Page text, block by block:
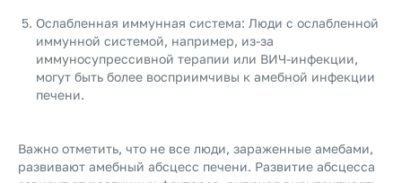
Ослабленная иммунная система: Люди с ослабленной
иммунной системой, например, из-за
иммуносупрессивной терапии или ВИЧ-инфекции,
могут быть более восприимчивы к амебной инфекции
печени.
Важно отметить, что не все люди, зараженные амебами,
развивают амебный абсцесс печени. Развитие абсцесса